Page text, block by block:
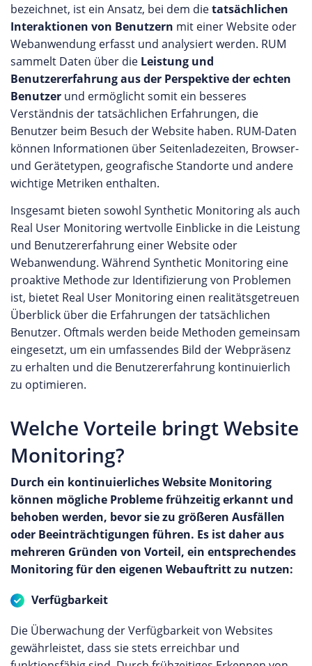
bezeichnet, ist ein Ansatz, bei dem dietatsächlichen
Interaktionen von Benutzern mit einer Website oder
Webanwendung erfasst und analysiert werden. RUM
sammelt Daten über die Leistung und
Benutzererfahrung aus der Perspektive der echten
Benutzer und ermöglicht somit ein besseres
Verständnis der tatsächlichen Erfahrungen, die
Benutzer beim Besuch der Website haben. RUM-Daten
können Informationen über Seitenladezeiten, Browser-
und Gerätetypen, geografische Standorte und andere
wichtige Metriken enthalten.
Insgesamt bieten sowohl Synthetic Monitoring als auch
Real User Monitoring wertvolle Einblicke in die Leistung
und Benutzererfahrung einer Website oder
Webanwendung. Während Synthetic Monitoring eine
proaktive Methode zur Identifizierung von Problemen
ist, bietet Real User Monitoring einen realitätsgetreuen
Überblick über die Erfahrungen der tatsächlichen
Benutzer. Oftmals werden beide Methoden gemeinsam
eingesetzt, um ein umfassendes Bild der Webpräsenz
zu erhalten und die Benutzererfahrung kontinuierlich
zu optimieren.
Welche Vorteile bringt Website
Monitoring?
Durch ein kontinuierliches Website Monitoring
können mögliche Probleme frühzeitig erkannt und
behoben werden, bevor sie zu größeren Ausfällen
oder Beeinträchtigungen führen. Es ist daher aus
mehreren Gründen von Vorteil, ein entsprechendes
Monitoring für den eigenen Webauftritt zu nutzen:
Verfügbarkeit
Die Überwachung der Verfügbarkeit von Websites
gewährleistet, dass sie stets erreichbar und